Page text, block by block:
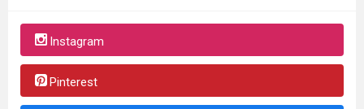
Instagram
Pinterest